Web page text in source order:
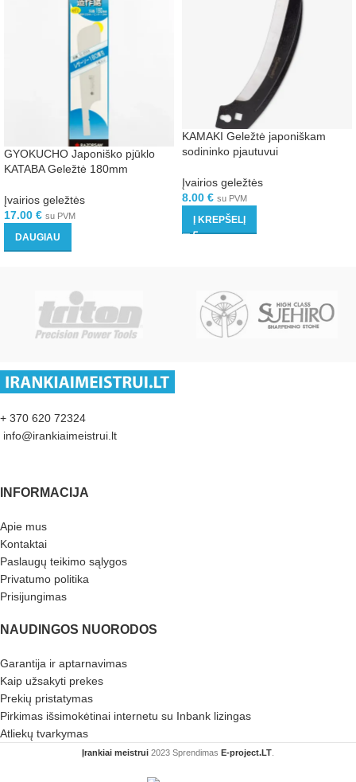
GYOKUCHO Japoniško pjūklo
KATABA Geležtė 180mm
Įvairios geležtės
17.00 € su PVM
DAUGIAU
KAMAKI Geležtė japoniškam
sodininko pjautuvui
Įvairios geležtės
8.00 € su PVM
Į KREPŠELĮ
+ 370 620 72324
info@irankiaimeistrui.lt
INFORMACIJA
Apie mus
Kontaktai
Paslaugų teikimo sąlygos
Privatumo politika
Prisijungimas
NAUDINGOS NUORODOS
Garantija ir aptarnavimas
Kaip užsakyti prekes
Prekių pristatymas
Pirkimas išsimokėtinai internetu su Inbank lizingas
Atliekų tvarkymas
Įrankiai meistrui 2023 Sprendimas E-project.LT